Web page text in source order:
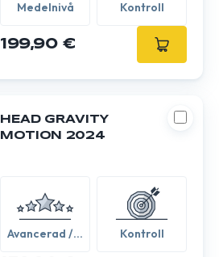
Medelnivå Kontroll
199,90 €
HEAD GRAVITY
MOTION 2024
Avancerad /
Kontroll